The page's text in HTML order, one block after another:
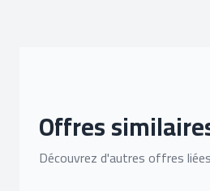
Offres
Découvrez d'autres offres